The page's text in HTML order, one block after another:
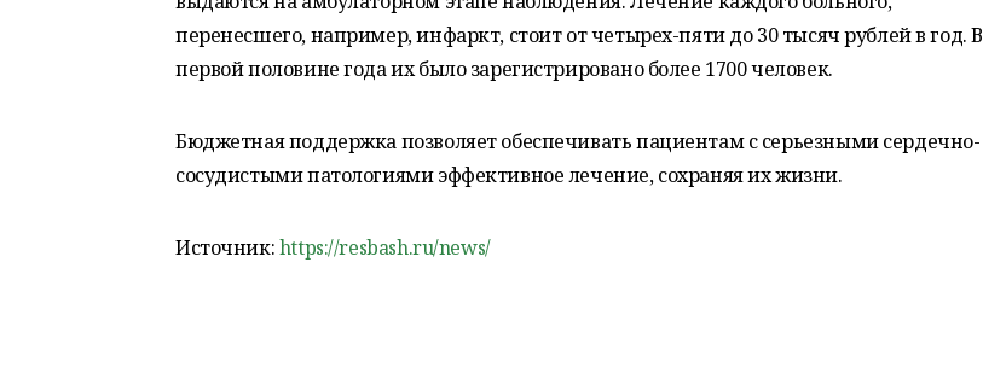
перенесшего, например, инфаркт, стоит от четырех-пяти до 30 тысяч рублей в год. В
первой половине года их было зарегистрировано более 1700 человек.
Бюджетная поддержка позволяет обеспечивать пациентам с серьезными сердечно-
сосудистыми патологиями эффективное лечение, сохраняя их жизни.
Источник:https://resbash.ru/news/